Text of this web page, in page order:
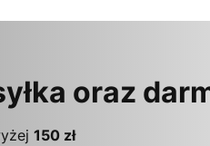
oraz
150 zł